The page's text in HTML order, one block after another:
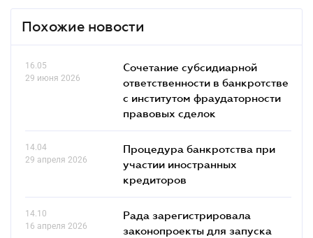
Похожие новости
16.05
29 июня 2026
Сочетание субсидиарной
ответственности в банкротстве
с институтом фраудаторности
правовых сделок
14.04
29 апреля 2026
Процедура банкротства при
участии иностранных
кредиторов
14.10
16 апреля 2026
Рада зарегистрировала
законопроекты для запуска